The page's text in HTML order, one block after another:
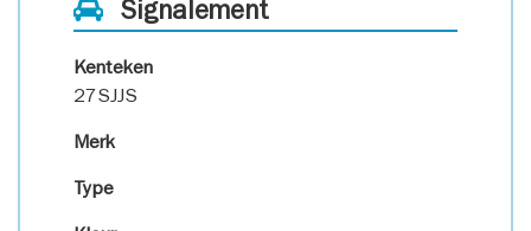
Signalement
Kenteken
27SJJS
Merk
Type